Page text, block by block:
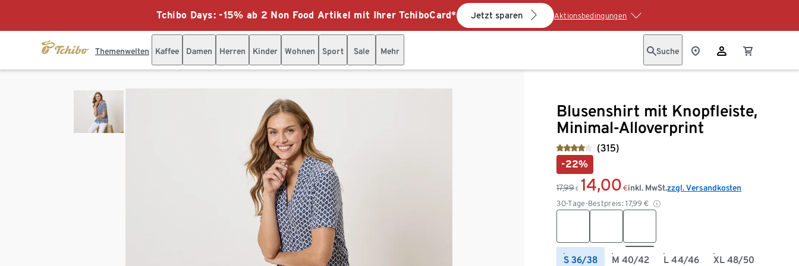
Tchibo Days: -15% ab 2 Non Food Artikel mit Ihrer TchiboCard* Jetzt sparen Aktionsbedingungen
Themenwelten Kaffee Damen Herren Kinder Wohnen Sport Sale Mehr Suche
Blusenshirt mit Knopfleiste,
Minimal-Alloverprint
(315)
-22%
17,99 € 14,00 €
30-Tage-Bestpreis: 17,99 €
inkl. MwSt.zzgl. Versandkosten
S 36/38 M 40/42 L 44/46 XL 48/50